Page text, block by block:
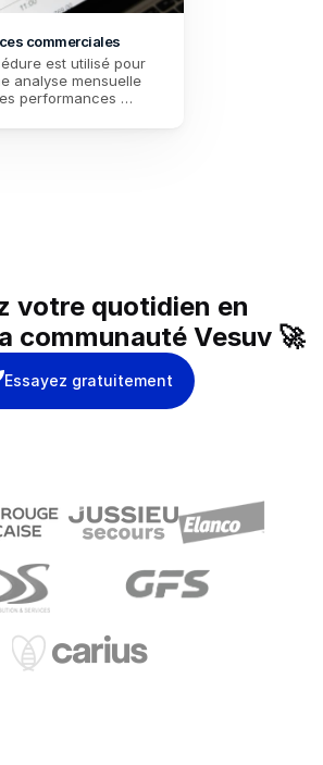
commerciales
est utilisé pour
analyse mensuelle
performances
les transactions, et
votre quotidien en
communauté Vesuv 🚀
Essayez gratuitement